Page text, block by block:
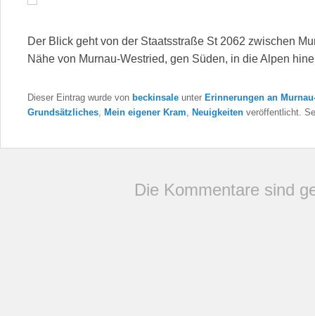
Der Blick geht von der Staatsstraße St 2062 zwischen
Nähe von Murnau-Westried, gen Süden, in die Alpen
Dieser Eintrag wurde von beckinsale unter Erinnerungen an
Grundsätzliches
Mein eigener Kram Neuigkeiten veröffentlicht.
Die Kommentare sind